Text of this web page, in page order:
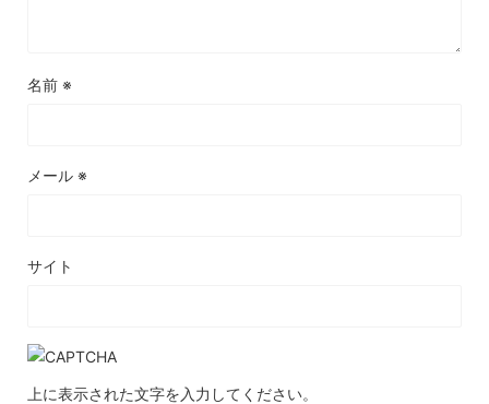
利用者
が貯まるカードです。 個人的にはＰｉＴａＰａが利用できる点、
イントは使える店舗が少なく、交換制度も無い為、まだまだ使い
ろうと焦って使用する必要は無いので、気長に付き合うには良い
名前 ※
メール ※
サイト
上に表示された文字を入力してください。